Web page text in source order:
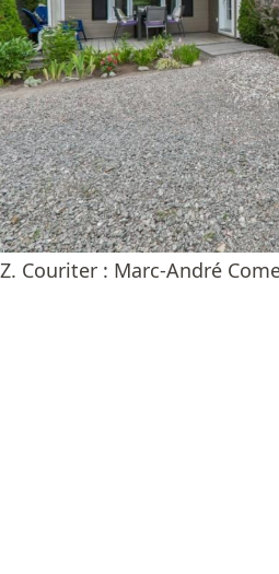
Couriter : Marc-André